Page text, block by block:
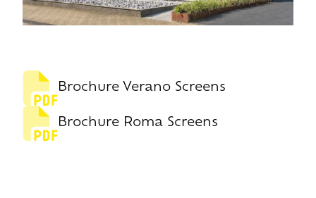
Brochure Verano Screens
Brochure Roma Screens